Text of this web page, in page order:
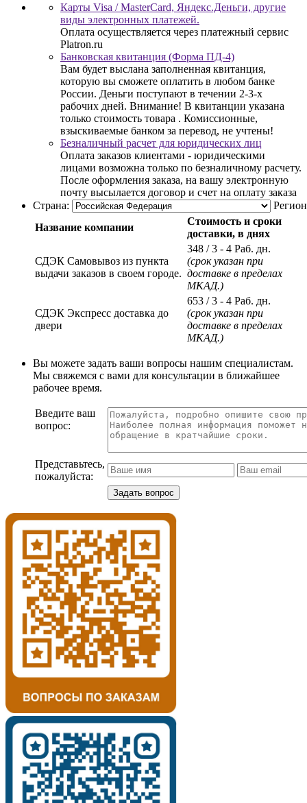
Карты Visa / MasterCard, Яндекс.Деньги, другие
виды электронных платежей.
Оплата осуществляется через платежный сервис
Platron.ru
Банковская квитанция (Форма ПД-4)
Вам будет выслана заполненная квитанция,
которую вы сможете оплатить в любом банке
России. Деньги поступают в течении 2-3-х
рабочих дней. Внимание! В квитанции указана
только стоимость товара . Комиссионные,
взыскиваемые банком за перевод, не учтены!
Безналичный расчет для юридических лиц
Оплата заказов клиентами - юридическими
лицами возможна только по безналичному расчету.
После оформления заказа, на вашу электронную
почту высылается договор и счет на оплату заказа
Страна:
Название компании
Стоимость и сроки
доставки, в днях
СДЭК Самовывоз из пункта
выдачи заказов в своем городе.
348 / 3 - 4 Раб. дн.
(срок указан при
доставке в пределах
МКАД.)
СДЭК Экспресс доставка до
двери
653 / 3 - 4 Раб. дн.
(срок указан при
доставке в пределах
МКАД.)
Вы можете задать ваши вопросы нашим специалистам.
Мы свяжемся с вами для консультации в ближайшее
рабочее время.
Введите ваш
вопрос:
Представьтесь,
пожалуйста: